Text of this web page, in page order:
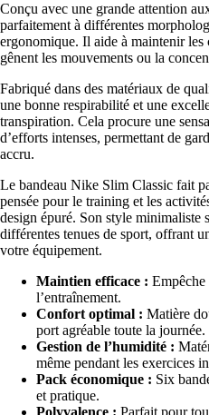
Conçu avec une grande attention
parfaitement à différentes
ergonomique. Il aide à maintenir les
gênent les mouvements ou la
Fabriqué dans des matériaux de
une bonne respirabilité et une
transpiration. Cela procure une
d’efforts intenses, permettant de
accru.
Le bandeau Nike Slim Classic fait
pensée pour le training et les
design épuré. Son style minimaliste
différentes tenues de sport, offrant
votre équipement.
Maintien efficace : Empêche
l’entraînement.
Confort optimal : Matière
port agréable toute la journée.
Gestion de l’humidité :
même pendant les exercices
Pack économique : Six
et pratique.